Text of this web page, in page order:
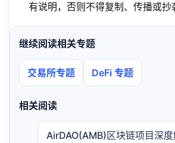
有说明，否则不得复制、传播或抄
继续阅读相关专题
交易所专题 DeFi 专题
相关阅读
AirDAO(AMB)区块链项目深